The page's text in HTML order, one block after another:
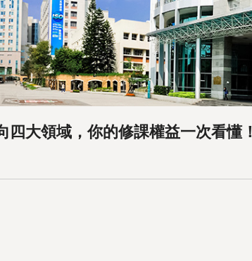
四大領域，你的修課權益一次看懂！